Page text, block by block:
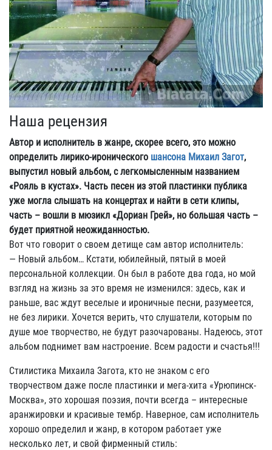
Наша рецензия
Автор и исполнитель в жанре, скорее всего, это можно
определить лирико-иронического шансона Михаил Загот,
выпустил новый альбом, с легкомысленным названием
«Рояль в кустах». Часть песен из этой пластинки публика
уже могла слышать на концертах и найти в сети клипы,
часть – вошли в мюзикл «Дориан Грей», но большая часть –
будет приятной неожиданностью.
Вот что говорит о своем детище сам автор исполнитель:
— Новый альбом… Кстати, юбилейный, пятый в моей
персональной коллекции. Он был в работе два года, но мой
взгляд на жизнь за это время не изменился: здесь, как и
раньше, вас ждут веселые и ироничные песни, разумеется,
не без лирики. Хочется верить, что слушатели, которым по
душе мое творчество, не будут разочарованы. Надеюсь, этот
альбом поднимет вам настроение. Всем радости и счастья!!!
Стилистика Михаила Загота, кто не знаком с его
творчеством даже после пластинки и мега-хита «Урюпинск-
Москва», это хорошая поэзия, почти всегда – интересные
аранжировки и красивые тембр. Наверное, сам исполнитель
хорошо определил и жанр, в котором работает уже
несколько лет, и свой фирменный стиль: